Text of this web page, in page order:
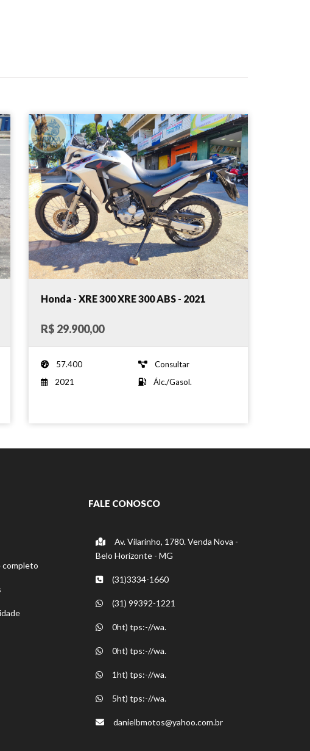
Honda - XRE 300 XRE 300 ABS - 2021
R$ 29.900,00
57.400
Consultar
2021
Álc./Gasol.
FALE CONOSCO
Av. Vilarinho, 1780. Venda Nova -
Belo Horizonte - MG
(31)3334-1660
(31) 99392-1221
0ht) tps:-//wa.
0ht) tps:-//wa.
1ht) tps:-//wa.
5ht) tps:-//wa.
danielbmotos@yahoo.com.br